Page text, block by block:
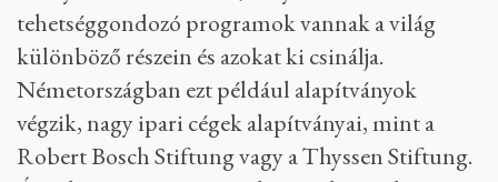
tehetséggondozó programok vannak a világ
különböző részein és azokat ki csinálja.
Németországban ezt például alapítványok
végzik, nagy ipari cégek alapítványai, mint a
Robert Bosch Stiftung vagy a Thyssen Stiftung.